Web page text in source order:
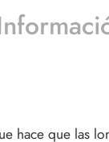
que las